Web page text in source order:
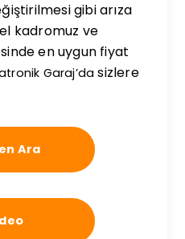
gibi arıza
kadromuz ve
en uygun fiyat
Garaj’dasizlere
Ara